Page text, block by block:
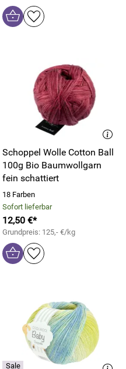
Schoppel Wolle Cotton Ball
100g Bio Baumwollgarn
fein schattiert
18 Farben
Sofort lieferbar
12,50 €*
Grundpreis: 125,- €/kg